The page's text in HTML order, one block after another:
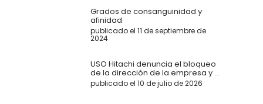
Grados de consanguinidad y
afinidad
publicado el 11 de septiembre de
2024
USO Hitachi denuncia el bloqueo
de la dirección de la empresa y ...
publicado el 10 de julio de 2026